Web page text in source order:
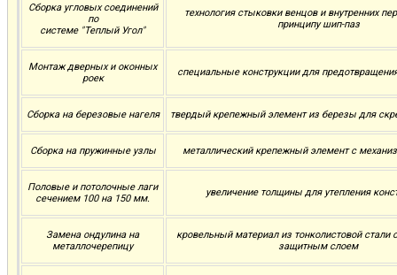
Сборка угловых соединений
по
системе "Теплый Угол"
технология стыковки венцов и внутренних
принципу шип-паз
Монтаж дверных и оконных
роек
специальные конструкции для
Сборка на березовые нагеля твердый крепежный элемент из березы для
Сборка на пружинные узлы металлический крепежный элемент с
Половые и потолочные лаги
сечением 100 на 150 мм.
увеличение толщины для утепления
Замена ондулина на
металлочерепицу
кровельный материал из тонколистовой
защитным слоем